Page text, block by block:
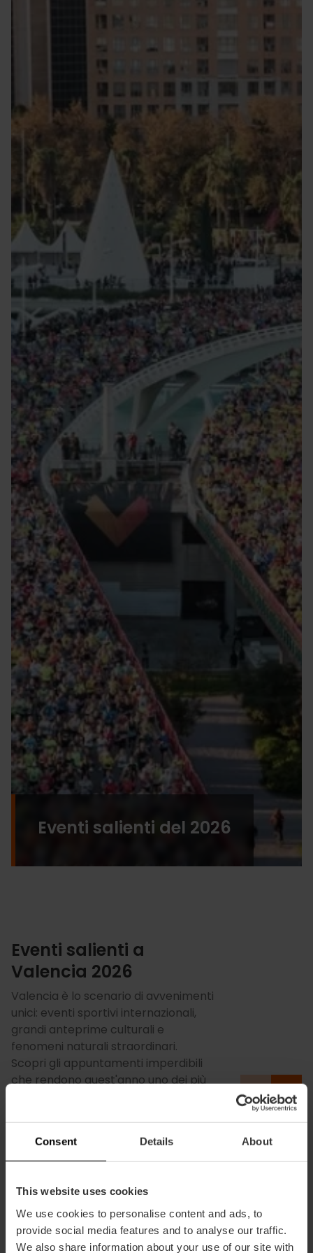
Consent Details About
This website uses cookies
We use cookies to personalise content and ads, to
provide social media features and to analyse our traffic.
We also share information about your use of our site with
Eventi salienti del 2026
Eventi salienti a
Valencia 2026
Valencia è lo scenario di avvenimenti
unici: eventi sportivi internazionali,
grandi anteprime culturali e
fenomeni naturali straordinari.
Scopri gli appuntamenti imperdibili
che rendono quest'anno uno dei più